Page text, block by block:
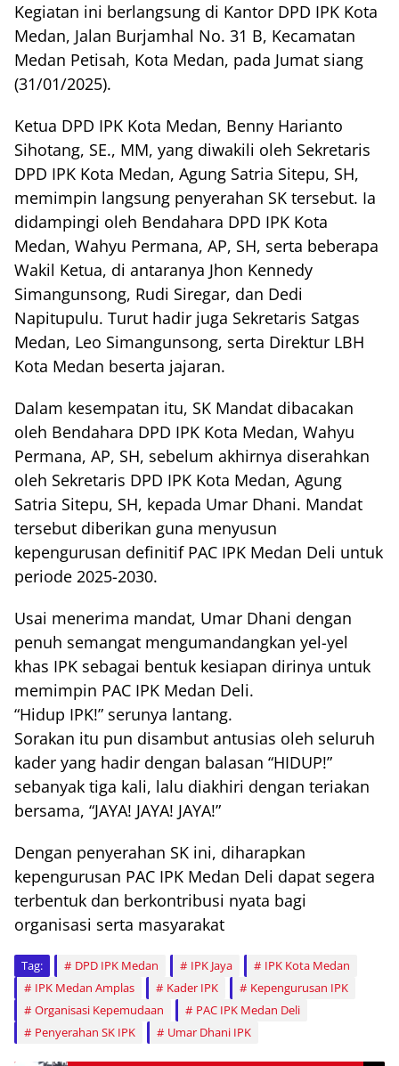
Kegiatan ini berlangsung di Kantor DPD IPK Kota
Medan, Jalan Burjamhal No. 31 B, Kecamatan
Medan Petisah, Kota Medan, pada Jumat siang
(31/01/2025).
Ketua DPD IPK Kota Medan, Benny Harianto
Sihotang, SE., MM, yang diwakili oleh Sekretaris
DPD IPK Kota Medan, Agung Satria Sitepu, SH,
memimpin langsung penyerahan SK tersebut. Ia
didampingi oleh Bendahara DPD IPK Kota
Medan, Wahyu Permana, AP, SH, serta beberapa
Wakil Ketua, di antaranya Jhon Kennedy
Simangunsong, Rudi Siregar, dan Dedi
Napitupulu. Turut hadir juga Sekretaris Satgas
Medan, Leo Simangunsong, serta Direktur LBH
Kota Medan beserta jajaran.
Dalam kesempatan itu, SK Mandat dibacakan
oleh Bendahara DPD IPK Kota Medan, Wahyu
Permana, AP, SH, sebelum akhirnya diserahkan
oleh Sekretaris DPD IPK Kota Medan, Agung
Satria Sitepu, SH, kepada Umar Dhani. Mandat
tersebut diberikan guna menyusun
kepengurusan definitif PAC IPK Medan Deli untuk
periode 2025-2030.
Usai menerima mandat, Umar Dhani dengan
penuh semangat mengumandangkan yel-yel
khas IPK sebagai bentuk kesiapan dirinya untuk
memimpin PAC IPK Medan Deli.
“Hidup IPK!” serunya lantang.
Sorakan itu pun disambut antusias oleh seluruh
kader yang hadir dengan balasan “HIDUP!”
sebanyak tiga kali, lalu diakhiri dengan teriakan
bersama, “JAYA! JAYA! JAYA!”
Dengan penyerahan SK ini, diharapkan
kepengurusan PAC IPK Medan Deli dapat segera
terbentuk dan berkontribusi nyata bagi
organisasi serta masyarakat
Tag: DPD IPK Medan IPK Jaya
IPK Kota Medan
IPK Medan Amplas
Kader IPK
Kepengurusan IPK
Organisasi Kepemudaan
PAC IPK Medan Deli
Penyerahan SK IPK
Umar Dhani IPK